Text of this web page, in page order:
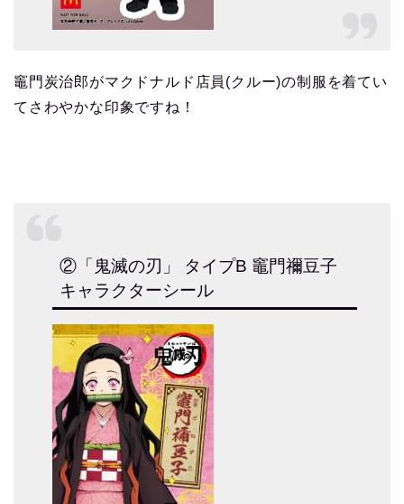
竈門炭治郎がマクドナルド店員(クルー)の制服を着てい
てさわやかな印象ですね！
②「鬼滅の刃」 タイプB 竈門禰豆子
キャラクターシール